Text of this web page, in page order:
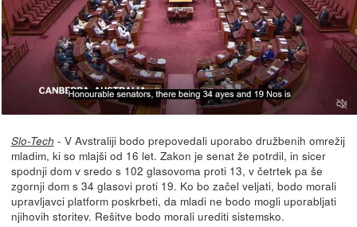
Slo-Tech - V Avstraliji bodo prepovedali uporabo družbenih omrežij
mladim, ki so mlajši od 16 let. Zakon je senat že potrdil, in sicer
spodnji dom v sredo s 102 glasovoma proti 13, v četrtek pa še
zgornji dom s 34 glasovi proti 19. Ko bo začel veljati, bodo morali
upravljavci platform poskrbeti, da mladi ne bodo mogli uporabljati
njihovih storitev. Rešitve bodo morali urediti sistemsko.